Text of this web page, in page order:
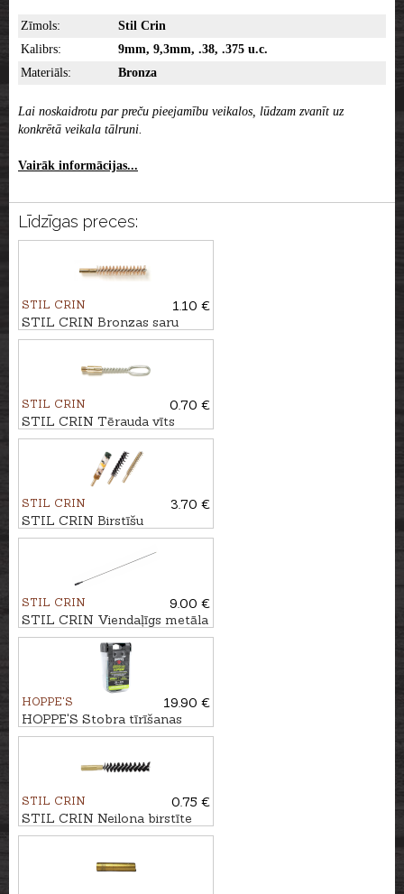
Zīmols:
Stil Crin
Kalibrs:
9mm, 9,3mm, .38, .375 u.c.
Materiāls:
Bronza
Lai noskaidrotu par preču pieejamību veikalos, lūdzam zvanīt uz
konkrētā veikala tālruni.
Vairāk informācijas...
Līdzīgas preces:
STIL CRIN
1.10 €
STIL CRIN Bronzas saru
birstīte kal. 6,5mm
STIL CRIN
0.70 €
STIL CRIN Tērauda vīts
adapteris bisei ar cilpiņu
STIL CRIN
3.70 €
STIL CRIN Birstīšu
komplekts kal. 6mm
STIL CRIN
9.00 €
STIL CRIN Viendaļīgs metāla
tīrāmais kāts karabīnei/bisei
HOPPE'S
19.90 €
HOPPE'S Stobra tīrīšanas
šņore BORESNAKE VIPER
STIL CRIN
0.75 €
STIL CRIN Neilona birstīte
kal. 6mm